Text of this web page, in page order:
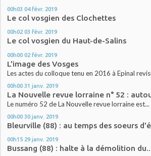
00h03 04 févr. 2019
Le col vosgien des Clochettes
00h02 03 févr. 2019
Le col vosgien du Haut-de-Salins
00h00 02 févr. 2019
L'image des Vosges
Les actes du colloque tenu en 2016 à Epinal
00h00 31 janv. 2019
La Nouvelle revue lorraine n° 52 :
Le numéro 52 de La Nouvelle revue lorraine est...
00h00 30 janv. 2019
Bleurville (88) : au temps des soeurs
00h15 29 janv. 2019
Bussang (88) : halte à la démolition